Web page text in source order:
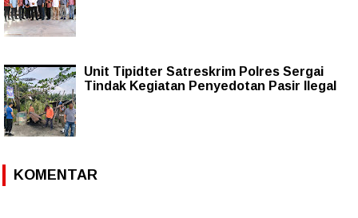
Unit Tipidter Satreskrim Polres Sergai
Tindak Kegiatan Penyedotan Pasir Ilegal
KOMENTAR